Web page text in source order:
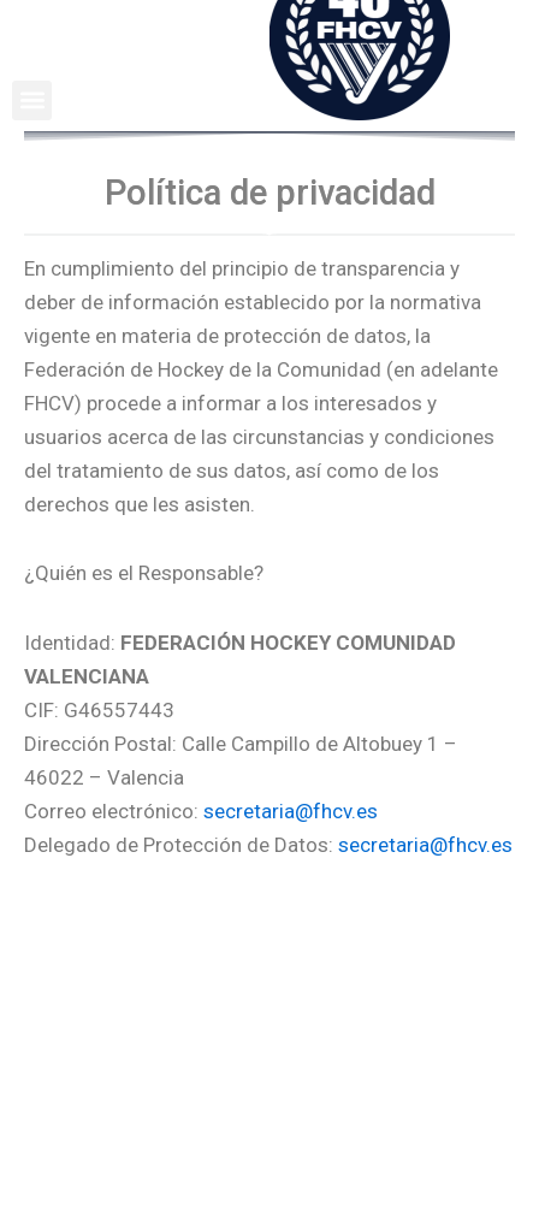
Política de privacidad
En cumplimiento del principio de transparencia y
deber de información establecido por la normativa
vigente en materia de protección de datos, la
Federación de Hockey de la Comunidad (en adelante
FHCV) procede a informar a los interesados y
usuarios acerca de las circunstancias y condiciones
del tratamiento de sus datos, así como de los
derechos que les asisten.
¿Quién es el Responsable?
Identidad: FEDERACIÓN HOCKEY COMUNIDAD
VALENCIANA
CIF: G46557443
Dirección Postal: Calle Campillo de Altobuey 1 –
46022 – Valencia
Correo electrónico: secretaria@fhcv.es
Delegado de Protección de Datos: secretaria@fhcv.es